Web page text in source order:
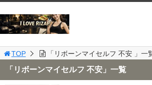
TOP 「リボーンマイセルフ 不安 」一
「リボーンマイセルフ 不安」一覧